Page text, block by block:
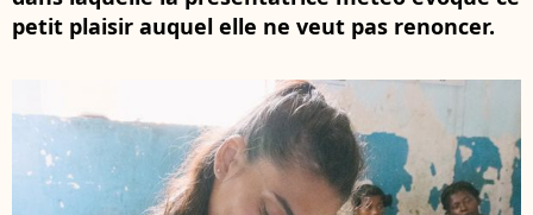
petit plaisir auquel elle ne veut pas renoncer.